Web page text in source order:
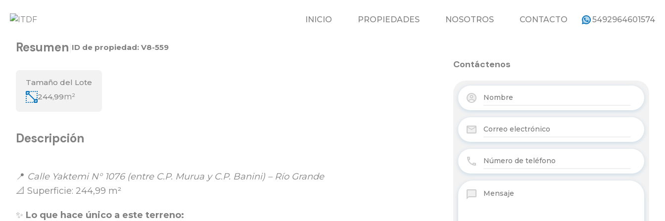
INICIO PROPIEDADES NOSOTROS CONTACTO
INICIO PROPIEDADES NOSOTROS CONTACTO 5492964601574
Resumen ID de propiedad: V8-559
Tamaño del Lote
244,99m²
Descripción
📍 Calle Yaktemi N° 1076 (entre C.P. Murua y C.P. Banini) – Río Grande
📐 Superficie: 244,99 m²
✨ Lo que hace único a este terreno:
Contáctenos